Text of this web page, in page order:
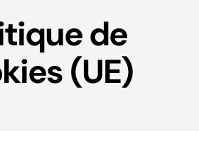
Nosotros
Areas
de
(UE)